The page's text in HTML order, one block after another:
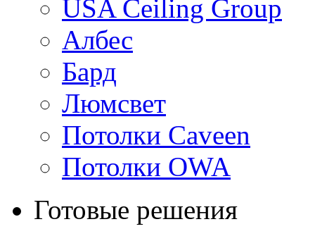
USA Ceiling Group
Албес
Бард
Люмсвет
Потолки Caveen
Потолки OWA
Готовые решения